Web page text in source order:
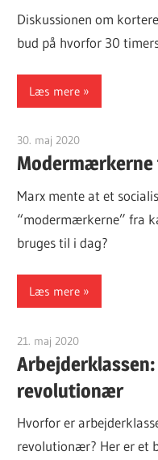
Diskussionen om
bud på hvorfor 30
Læs mere
30. maj 2020
Modermærkerne
Marx mente at et
“modermærkerne” fra
bruges til i dag?
Læs mere
21. maj 2020
revolutionær
Hvorfor er
revolutionær? Her er et